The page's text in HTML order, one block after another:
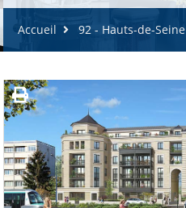
Accueil 92 - Hauts-de-Seine